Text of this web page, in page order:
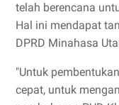
telah berencana
Hal ini mendapat
DPRD Minahasa
"Untuk
cepat, untuk